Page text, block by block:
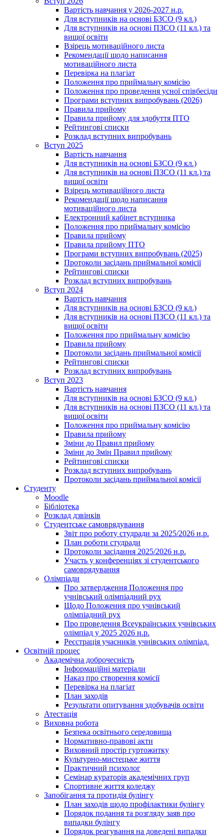
Вартість навчання у 2026-2027 н.р.
Для вступників на основі БЗСО (9 кл.)
Для вступників на основі ПЗСО (11 кл.) та
вищої освіти
Взірець мотиваційного листа
Рекомендації щодо написання
мотиваційного листа
Перевірка на плагіат
Положення про приймальну комісію
Положення про проведення усної співбесіди
Програми вступних випробувань (2026)
Правила прийому
Правила прийому для здобуття ПТО
Рейтингові списки
Розклад вступних випробувань
Вступ 2025
Вартість навчання
Для вступників на основі БЗСО (9 кл.)
Для вступників на основі ПЗСО (11 кл.) та
вищої освіти
Взірець мотиваційного листа
Рекомендації щодо написання
мотиваційного листа
Електронний кабінет вступника
Положення про приймальну комісію
Правила прийому
Правила прийому ПТО
Програми вступних випробувань (2025)
Протоколи засідань приймальної комісії
Рейтингові списки
Розклад вступних випробувань
Вступ 2024
Вартість навчання
Для вступників на основі БЗСО (9 кл.)
Для вступників на основі ПЗСО (11 кл.) та
вищої освіти
Положення про приймальну комісію
Правила прийому
Протоколи засідань приймальної комісії
Рейтингові списки
Розклад вступних випробувань
Вступ 2023
Вартість навчання
Для вступників на основі БЗСО (9 кл.)
Для вступників на основі ПЗСО (11 кл.) та
вищої освіти
Положення про приймальну комісію
Правила прийому
Зміни до Правил прийому
Зміни до Змін Правил прийому
Рейтингові списки
Розклад вступних випробувань
Протоколи засідань приймальної комісії
Студенту
Moodle
Бібліотека
Розклад дзвінків
Студентське самоврядування
Звіт про роботу студради за 2025/2026 н.р.
План роботи студради
Протоколи засідання 2025/2026 н.р.
Участь у конференціях зі студентського
самоврядування
Олімпіади
Про затвердження Положення про
учнівський олімпіадний рух
Щодо Положення про учнівський
олімпіадний рух
Про проведення Всеукраїнських учнівських
олімпіад у 2025 2026 н.р.
Реєстрація учасників учнівських олімпіад.
Освітній процес
Академічна доброчесність
Інформаційні матеріали
Наказ про створення комісії
Перевірка на плагіат
План заходів
Результати опитування здобувачів освіти
Атестація
Виховна робота
Безпека освітнього середовища
Нормативно-правові акти
Виховний простір гуртожитку
Культурно-мистецьке життя
Практичний психолог
Семінар кураторів академічних груп
Спортивне життя коледжу
Запобігання та протидія булінгу
План заходів щодо профілактики булінгу
Порядок подання та розгляду заяв про
випадки булінгу
Порядок реагування на доведені випадки